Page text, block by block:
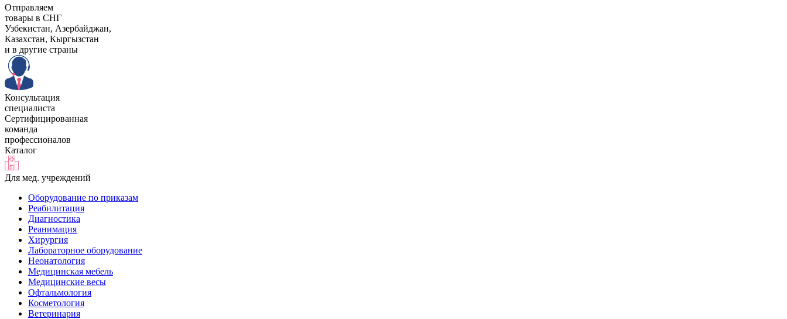
Отправляем
товары в СНГ
Узбекистан, Aзербайджан,
Казахстан, Кыргызстан
и в другие страны
Консультация
специалиста
Сертифицированная
команда
профессионалов
Каталог
Для мед. учреждений
Оборудование по приказам
Реабилитация
Диагностика
Реанимация
Хирургия
Лабораторное оборудование
Неонатология
Медицинская мебель
Медицинские весы
Офтальмология
Косметология
Ветеринария